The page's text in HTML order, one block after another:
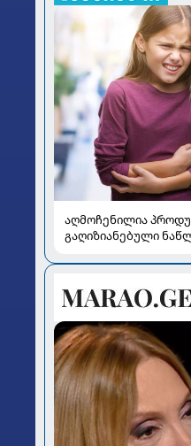
აღმოჩენილია
გაღიზიანებული